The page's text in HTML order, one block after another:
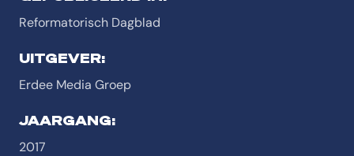
Reformatorisch Dagblad
UITGEVER:
Erdee Media Groep
JAARGANG:
2017